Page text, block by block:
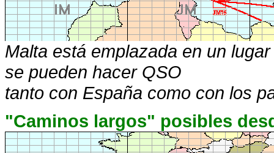
Malta está emplazada en un
se pueden hacer QSO
tanto con España como con los
"Caminos largos" posibles